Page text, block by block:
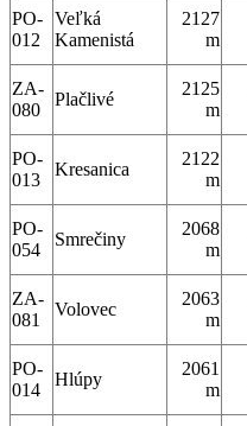
PO-
012
Veľká
Kamenistá
2127
m
ZA-
080
Plačlivé
2125
m
PO-
013
Kresanica
2122
m
PO-
054
Smrečiny
2068
m
ZA-
081
Volovec
2063
m
PO-
014
Hlúpy
2061
m